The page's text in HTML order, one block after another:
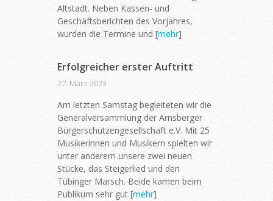
Altstadt. Neben Kassen- und
Geschäftsberichten des Vorjahres,
wurden die Termine und [mehr]
Erfolgreicher erster Auftritt
27. März 2023
Am letzten Samstag begleiteten wir die
Generalversammlung der Arnsberger
Bürgerschützengesellschaft e.V. Mit 25
Musikerinnen und Musikern spielten wir
unter anderem unsere zwei neuen
Stücke, das Steigerlied und den
Tübinger Marsch. Beide kamen beim
Publikum sehr gut [mehr]